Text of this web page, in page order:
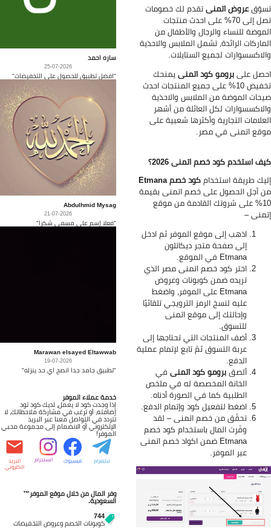
عروض اتمنىتقدم لك خصومات
تصل إلى 70% على احدث منتجات
للنساء والرجال والأطفال من
الرائدة، تشمل الملابس والاحذية
لجميع الستايلات.
على برومو كود اتمنىيمنحك
تخفيض 10% على جميع المنتجات احدث
الموضة من الملابس والاحذية
لكل العائلة من أشهر
التجارية وأكثرها شعبية على
اتمنى في مصر.
استخدم كود خصم اتمنى 2026؟
طريقة استخدامكود خصم Etmana
أجل الحصول على خصم اتمنى بقيمة
10% على شروتك القادمة من موقع
–
اذهب إلى موقع الموفر ثم ادخل
إلى صفحة متجر ديكاتلون
Etmana في الموقع.
اختر كود خصم اتمنى مصر الذي
تريده ضمن كوبونات وعروض
Etmana على الموفر، واضغط
عليه لنسخ الرمز الترويجي تلقائيًا
وإحالتك إلى موقع اتمنى
للتسوق.
أضف المنتجات التي تحتاجها إلى
عربة التسوق ثمّ تابع لإتمام عملية
الدفع.
ألصقبرومو كود اتمنىفي
الخانة المخصصة له في ملخص
الطلبية كما في الصورة أدناه.
اضغط لتفعيل كود وإتمام الدفع.
تحقّق من خصم اتمنى – لقد
وفّرت المال باستخدام كود خصم
Etmana ضمن اكواد خصم اتمنى
عبر الموفر.
ساره احمد
25-07-2026
"افضل تطبيق للحصول على التخفيضات"
Abdulhmid Mysag
21-07-2026
"فعلا إسم على مسمى شكرا"
Marawan elsayed Eltawwab
19-07-2026
"تطبيق جامد جدا انصح اي حد ينزله"
خدمة عملاء الموفر
إذا وجدت كود لا يعمل، لديك كود تود
إضافته، أو ترغب في مشاركة ملاحظاتك، لا
تتردد في التواصل معنا عبر البريد
الإلكتروني أو الانضمام إلى مجموعة محبي
الموفر!
تيليغرام فيسبوك انستجرام البريد
الكتروني
وفر المال من خلال موقع الموفر™
السعودية.
744
كوبونات الخصم وعروض التخفيضات